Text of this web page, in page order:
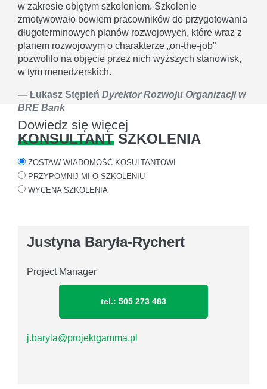
w zakresie objętym szkoleniem. Szkolenie
zmotywowało bowiem pracowników do przygotowania
długoterminowych planów rozwojowych, które wraz z
planem rozwojowym o charakterze „on-the-job”
pozwoliło na objęcie przez nich wyższych stanowisk,
w tym menedżerskich.
Łukasz Stępień Dyrektor Rozwoju Organizacji w
BRE Bank
Dowiedz się więcej
KONSULTANT SZKOLENIA
ZOSTAW WIADOMOŚĆ KOSULTANTOWI
PRZYPOMNIJ MI O SZKOLENIU
WYCENA SZKOLENIA
Justyna Baryła-Rychert
Project Manager
tel.: 505 273 483
j.baryla@projektgamma.pl